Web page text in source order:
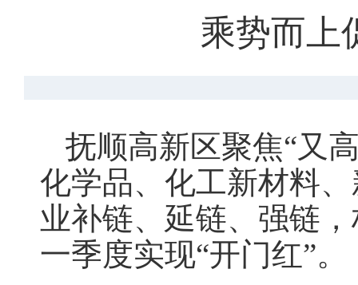
乘势而上
抚顺高新区聚焦“又
化学品、化工新材料
业补链、延链、强链
一季度实现“开门红”。